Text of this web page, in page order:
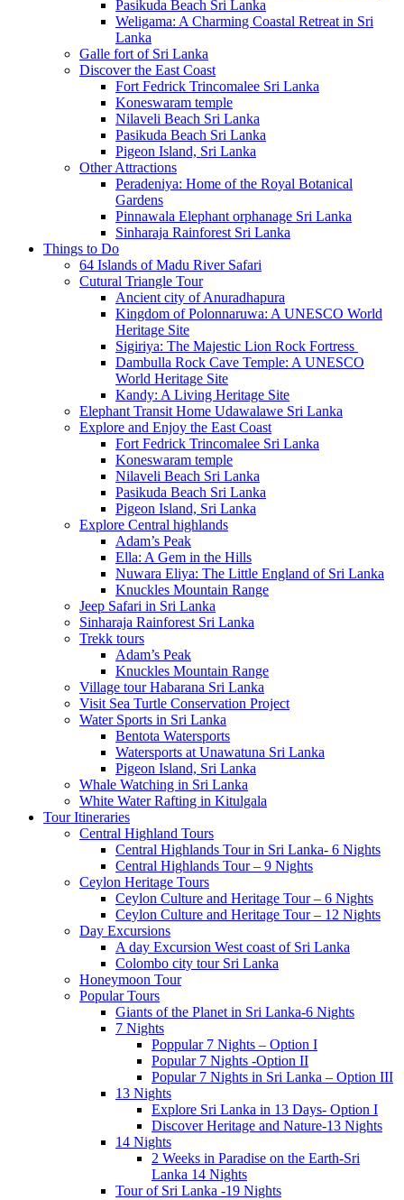
Pasikuda Beach Sri Lanka
Weligama: A Charming Coastal Retreat in Sri
Lanka
Galle fort of Sri Lanka
Discover the East Coast
Fort Fedrick Trincomalee Sri Lanka
Koneswaram temple
Nilaveli Beach Sri Lanka
Pasikuda Beach Sri Lanka
Pigeon Island, Sri Lanka
Other Attractions
Peradeniya: Home of the Royal Botanical
Gardens
Pinnawala Elephant orphanage Sri Lanka
Sinharaja Rainforest Sri Lanka
Things to Do
64 Islands of Madu River Safari
Cutural Triangle Tour
Ancient city of Anuradhapura
Kingdom of Polonnaruwa: A UNESCO World
Heritage Site
Sigiriya: The Majestic Lion Rock Fortress
Dambulla Rock Cave Temple: A UNESCO
World Heritage Site
Kandy: A Living Heritage Site
Elephant Transit Home Udawalawe Sri Lanka
Explore and Enjoy the East Coast
Fort Fedrick Trincomalee Sri Lanka
Koneswaram temple
Nilaveli Beach Sri Lanka
Pasikuda Beach Sri Lanka
Pigeon Island, Sri Lanka
Explore Central highlands
Adam’s Peak
Ella: A Gem in the Hills
Nuwara Eliya: The Little England of Sri Lanka
Knuckles Mountain Range
Jeep Safari in Sri Lanka
Sinharaja Rainforest Sri Lanka
Trekk tours
Adam’s Peak
Knuckles Mountain Range
Village tour Habarana Sri Lanka
Visit Sea Turtle Conservation Project
Water Sports in Sri Lanka
Bentota Watersports
Watersports at Unawatuna Sri Lanka
Pigeon Island, Sri Lanka
Whale Watching in Sri Lanka
White Water Rafting in Kitulgala
Tour Itineraries
Central Highland Tours
Central Highlands Tour in Sri Lanka- 6 Nights
Central Highlands Tour – 9 Nights
Ceylon Heritage Tours
Ceylon Culture and Heritage Tour – 6 Nights
Ceylon Culture and Heritage Tour – 12 Nights
Day Excursions
A day Excursion West coast of Sri Lanka
Colombo city tour Sri Lanka
Honeymoon Tour
Popular Tours
Giants of the Planet in Sri Lanka-6 Nights
7 Nights
Poppular 7 Nights – Option I
Popular 7 Nights -Option II
Popular 7 Nights in Sri Lanka – Option III
13 Nights
Explore Sri Lanka in 13 Days- Option I
Discover Heritage and Nature-13 Nights
14 Nights
2 Weeks in Paradise on the Earth-Sri
Lanka 14 Nights
Tour of Sri Lanka -19 Nights